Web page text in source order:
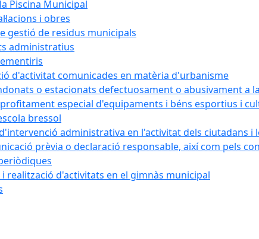
Piscina Municipal
i obres
gestió de residus municipals
administratius
d'activitat comunicades en matèria d'urbanisme
o estacionats defectuosament o abusivament a
especial d'equipaments i béns esportius i
bressol
administrativa en l'activitat dels ciutadans i
prèvia o declaració responsable, així com pels
realització d'activitats en el gimnàs municipal